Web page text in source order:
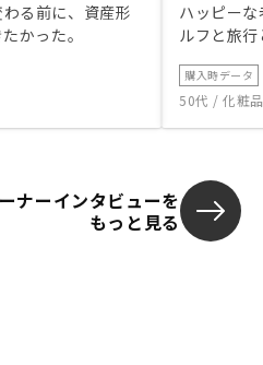
る前に、資産形
かった。
ハッピー
ルフと旅
購入時データ
50代 / 化粧
ナーインタビューを
もっと見る